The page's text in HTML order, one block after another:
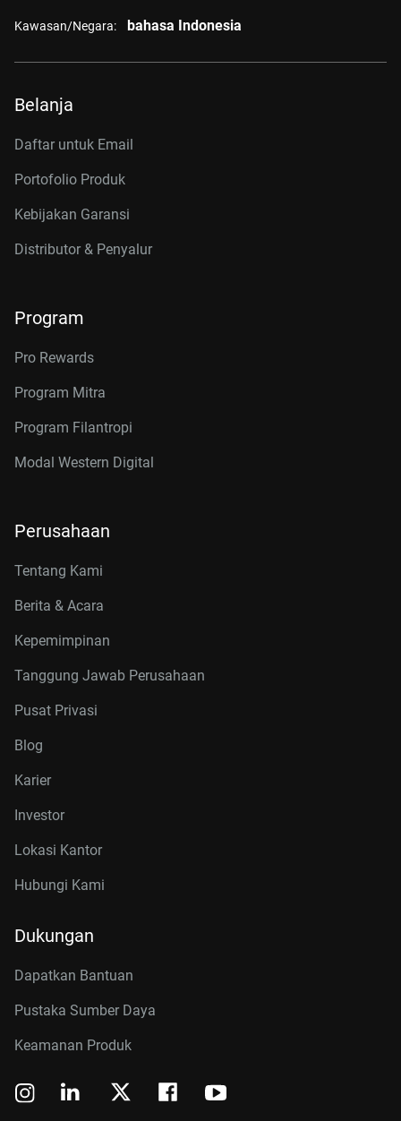
Kawasan/Negara: bahasa Indonesia
Belanja
Daftar untuk Email
Portofolio Produk
Kebijakan Garansi
Distributor & Penyalur
Program
Pro Rewards
Program Mitra
Program Filantropi
Modal Western Digital
Perusahaan
Tentang Kami
Berita & Acara
Kepemimpinan
Tanggung Jawab Perusahaan
Pusat Privasi
Blog
Karier
Investor
Lokasi Kantor
Hubungi Kami
Dukungan
Dapatkan Bantuan
Pustaka Sumber Daya
Keamanan Produk